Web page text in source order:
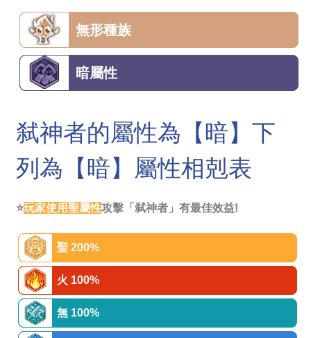
無形種族
暗屬性
弑神者的屬性為【暗】下
列為【暗】屬性相剋表
⭐玩家使用聖屬性攻擊「弑神者」有最佳效益!
聖 200%
火 100%
無 100%